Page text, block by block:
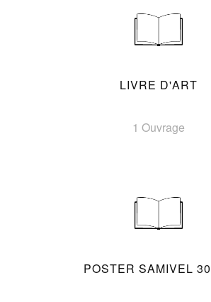
LIVRE D'ART
1 Ouvrage
POSTER SAMIVEL